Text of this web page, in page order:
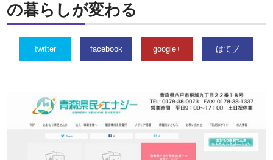
の暮らしが変わる
twitter facebook google+ はてブ